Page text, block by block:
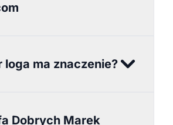
loga ma znaczenie?
Dobrych Marek